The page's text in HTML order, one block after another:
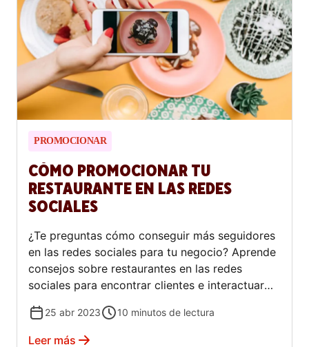
PROMOCIONAR
CÓMO PROMOCIONAR TU
RESTAURANTE EN LAS REDES
SOCIALES
¿Te preguntas cómo conseguir más seguidores
en las redes sociales para tu negocio? Aprende
consejos sobre restaurantes en las redes
sociales para encontrar clientes e interactuar
25 abr 2023 10 minutos de lectura
Leer más